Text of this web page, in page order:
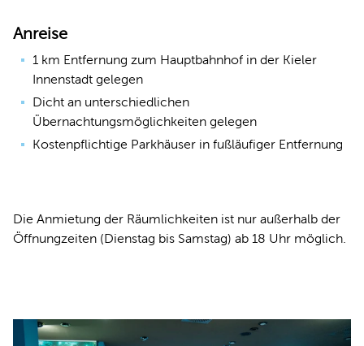
Anreise
1 km Entfernung zum Hauptbahnhof in der Kieler
Innenstadt gelegen
Dicht an unterschiedlichen
Übernachtungsmöglichkeiten gelegen
Kostenpflichtige Parkhäuser in fußläufiger Entfernung
Die Anmietung der Räumlichkeiten ist nur außerhalb der
Öffnungzeiten (Dienstag bis Samstag) ab 18 Uhr möglich.